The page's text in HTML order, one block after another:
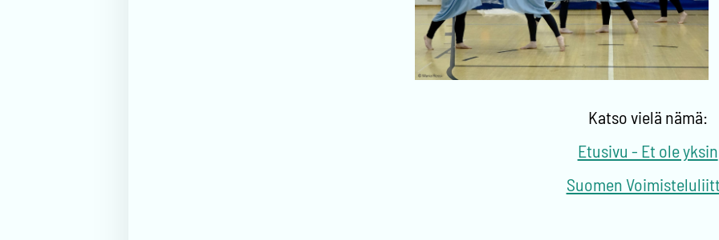
Katso vielä nämä:
Etusivu - Et ole yksin
Suomen